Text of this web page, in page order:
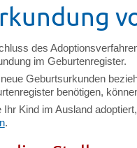
des
im Geburtenregister.
Geburtsurkunden
benötigen,
Ihr Kind im Ausland
.